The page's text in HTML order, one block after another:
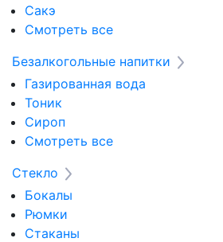
Сакэ
Смотреть все
Безалкогольные напитки
Газированная вода
Тоник
Сироп
Смотреть все
Стекло
Бокалы
Рюмки
Стаканы